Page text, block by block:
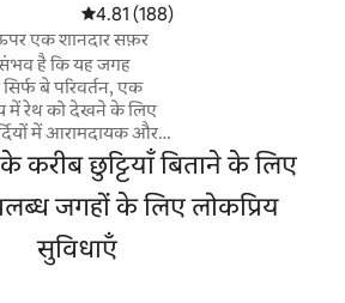
औसत रेटिंग 5 में से 4.81, 188 समीक्षाएँ
4.81 (188)
एक शानदार सफ़र
है कि यह जगह
बे परिवर्तन, एक
में रेथ को देखने के लिए
में आरामदायक और
पूरे वर्ष के दौर में एकदम
पैदल ट्रेल्स के साथ
सभी आकर्षणों के साथ
है। कृपया ध्यान दें कि
करने के लिए कि
से पहले आपको 180
करीब छुट्टियाँ बिताने के लिए
जगहों के लिए लोकप्रिय
सुविधाएँ